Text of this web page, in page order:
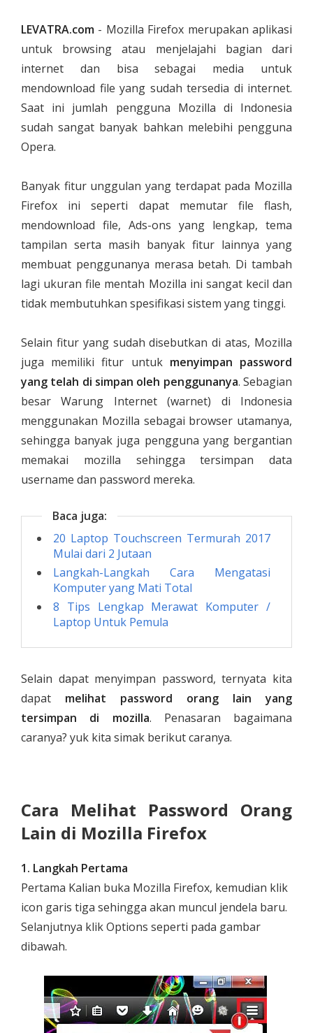
LEVATRA.com - Mozilla Firefox merupakan aplikasi
untuk browsing atau menjelajahi bagian dari
internet dan bisa sebagai media untuk
mendownload file yang sudah tersedia di internet.
Saat ini jumlah pengguna Mozilla di Indonesia
sudah sangat banyak bahkan melebihi pengguna
Opera.
Banyak fitur unggulan yang terdapat pada Mozilla
Firefox ini seperti dapat memutar file flash,
mendownload file, Ads-ons yang lengkap, tema
tampilan serta masih banyak fitur lainnya yang
membuat penggunanya merasa betah. Di tambah
lagi ukuran file mentah Mozilla ini sangat kecil dan
tidak membutuhkan spesifikasi sistem yang tinggi.
Selain fitur yang sudah disebutkan di atas, Mozilla
juga memiliki fitur untuk menyimpan password
yang telah di simpan oleh penggunanya. Sebagian
besar Warung Internet (warnet) di Indonesia
menggunakan Mozilla sebagai browser utamanya,
sehingga banyak juga pengguna yang bergantian
memakai mozilla sehingga tersimpan data
username dan password mereka.
Baca juga:
20 Laptop Touchscreen Termurah 2017
Mulai dari 2 Jutaan
Langkah-Langkah Cara Mengatasi
Komputer yang Mati Total
8 Tips Lengkap Merawat Komputer /
Laptop Untuk Pemula
Selain dapat menyimpan password, ternyata kita
dapat melihat password orang lain yang
tersimpan di mozilla. Penasaran bagaimana
caranya? yuk kita simak berikut caranya.
Cara Melihat Password Orang
Lain di Mozilla Firefox
1. Langkah Pertama
Pertama Kalian buka Mozilla Firefox, kemudian klik
icon garis tiga sehingga akan muncul jendela baru.
Selanjutnya klikOptions seperti pada gambar
dibawah.